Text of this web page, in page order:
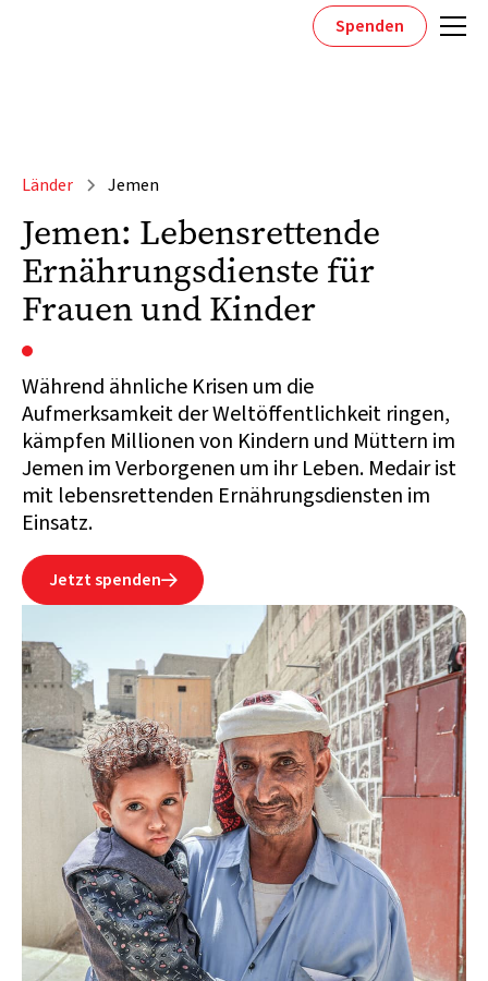
Spenden
Länder Jemen
Jemen: Lebensrettende
Ernährungsdienste für
Frauen und Kinder
Während ähnliche Krisen um die
Aufmerksamkeit der Weltöffentlichkeit ringen,
kämpfen Millionen von Kindern und Müttern im
Jemen im Verborgenen um ihr Leben. Medair ist
mit lebensrettenden Ernährungsdiensten im
Einsatz.
Jetzt spenden